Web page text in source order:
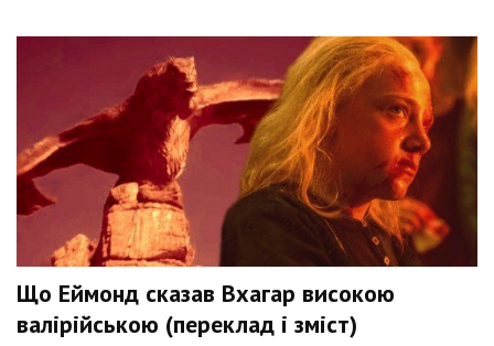
Що Еймонд сказав Вхагар високою
валірійською (переклад і зміст)